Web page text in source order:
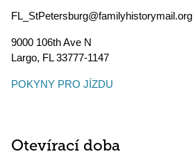
FL_StPetersburg@familyhistorymail.org
9000 106th Ave N
Largo, FL33777-1147
POKYNY PRO JÍZDU
Otevírací doba